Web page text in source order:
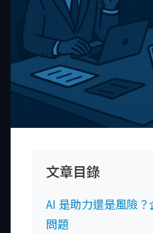
文章目錄
AI 是助力還是風險
問題